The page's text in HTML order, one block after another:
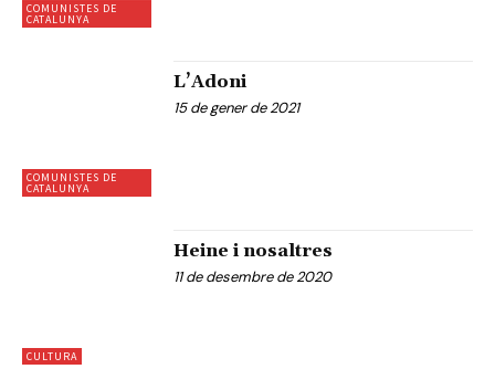
COMUNISTES DE
CATALUNYA
COMUNISTES DE
CATALUNYA
L’Adoni
15 de gener de 2021
CULTURA
Heine i nosaltres
11 de desembre de 2020